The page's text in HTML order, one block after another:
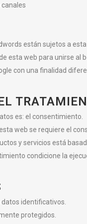
canales
están sujetos a
esta web para unirse al
con una finalidad
es: el consentimiento.
web se requiere el
y servicios está
condicione la
identificativos.
protegidos.